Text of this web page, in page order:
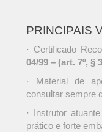
PRINCIPAIS
· Certificado
04/99 – (art. 7º, §
· Material de
consultar sempre
· Instrutor
prático e forte